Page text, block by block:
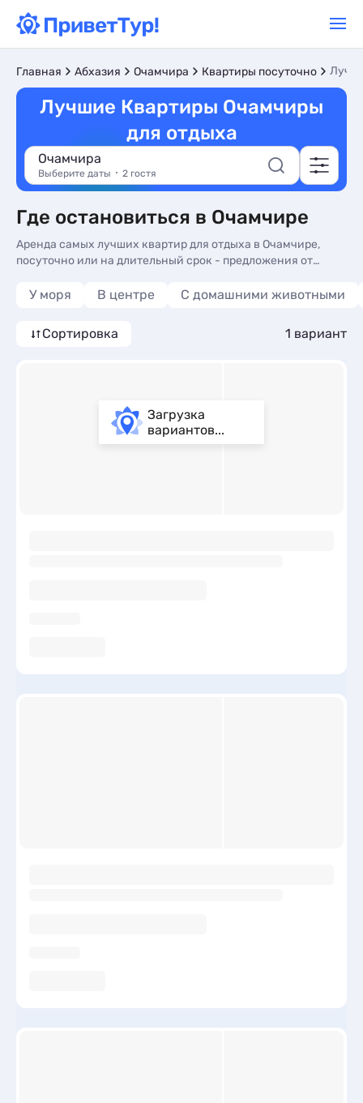
Главная Абхазия Очамчира Квартиры посуточно
Лучшие Квартиры Очамчиры
для отдыха
Очамчира
Выберите даты 2 гостя
Где остановиться в Очамчире
Аренда самых лучших квартир для отдыха в Очамчире,
посуточно или на длительный срок - предложения от
квартиры в Очамчире - более 10 вариантов, от 6600 руб,
У моря В центре С домашними животными
Сортировка 1 вариант
Загрузка
вариантов...